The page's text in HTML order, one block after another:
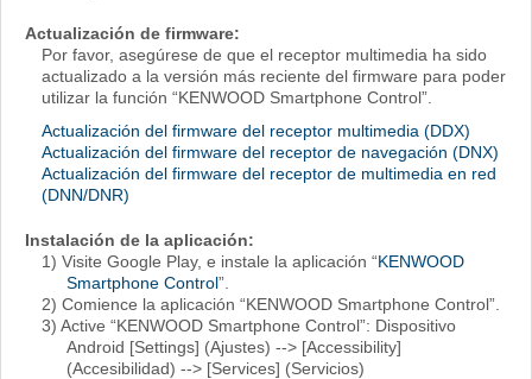
Actualización de firmware:
Por favor, asegúrese de que el receptor multimedia ha sido
actualizado a la versión más reciente del firmware para poder
utilizar la función “KENWOOD Smartphone Control”.
Actualización del firmware del receptor multimedia (DDX)
Actualización del firmware del receptor de navegación (DNX)
Actualización del firmware del receptor de multimedia en red
(DNN/DNR)
Instalación de la aplicación:
1) Visite Google Play, e instale la aplicación “KENWOOD
Smartphone Control”.
2) Comience la aplicación “KENWOOD Smartphone Control”.
3) Active “KENWOOD Smartphone Control”: Dispositivo
Android [Settings] (Ajustes) --> [Accessibility]
(Accesibilidad) --> [Services] (Servicios)